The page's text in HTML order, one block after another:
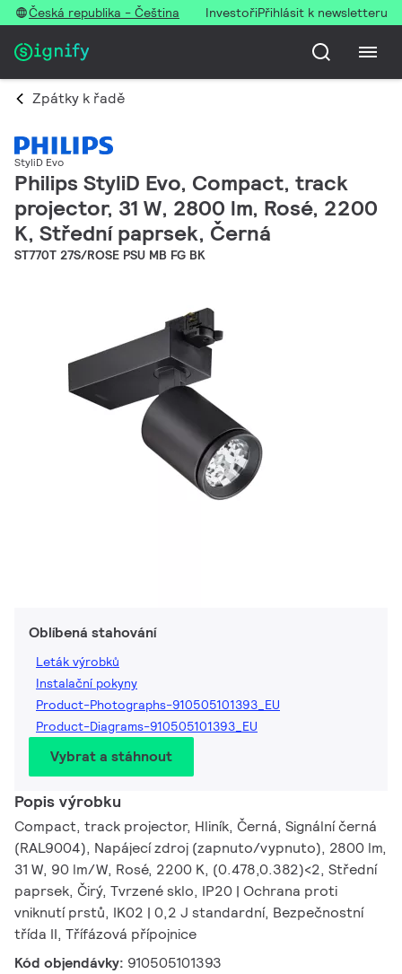
Česká republika - Čeština InvestořiPřihlásit k newsletteru
Zpátky k řadě
StyliD Evo
Philips StyliD Evo, Compact, track
projector, 31 W, 2800 lm, Rosé, 2200
K, Střední paprsek, Černá
ST770T 27S/ROSE PSU MB FG BK
Oblíbená stahování
Leták výrobků
Instalační pokyny
Product-Photographs-910505101393_EU
Product-Diagrams-910505101393_EU
Vybrat a stáhnout
Popis výrobku
Compact, track projector, Hliník, Černá, Signální černá
(RAL9004), Napájecí zdroj (zapnuto/vypnuto), 2800 lm,
31 W, 90 lm/W, Rosé, 2200 K, (0.478,0.382)<2, Střední
paprsek, Čirý, Tvrzené sklo, IP20 | Ochrana proti
vniknutí prstů, IK02 | 0,2 J standardní, Bezpečnostní
třída II, Třífázová přípojnice
Kód objendávky: 910505101393